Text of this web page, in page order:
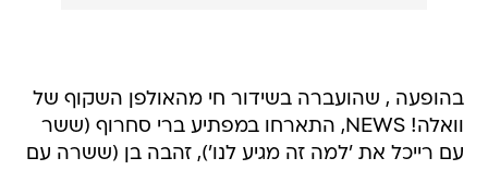
בהופעה , שהועברה בשידור חי מהאולפן השקוף של
וואלה! NEWS, התארחו במפתיע ברי סחרוף (ששר
עם רייכל את 'למה זה מגיע לנו'), זהבה בן (ששרה עם